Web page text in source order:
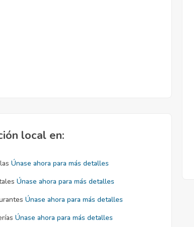
local en:
Únase ahora para más detalles
Únase ahora para más detalles
Únase ahora para más detalles
Únase ahora para más detalles